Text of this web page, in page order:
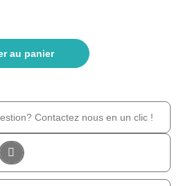
au panier
Contactez nous en un clic !